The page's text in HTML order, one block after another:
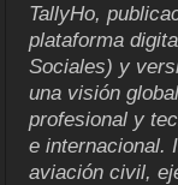
TallyHo,
plataforma
Sociales) y
una visión
profesional y
e internacional.
aviación civil,